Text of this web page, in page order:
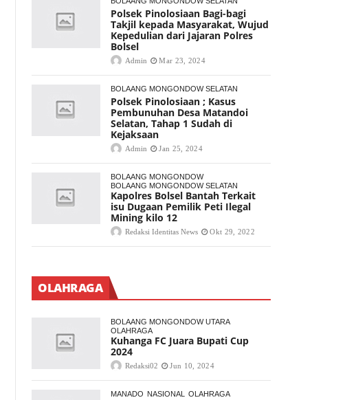
Polsek Pinolosiaan Bagi-bagi
Takjil kepada Masyarakat, Wujud
Kepedulian dari Jajaran Polres
Bolsel
Admin Mar 23, 2024
BOLAANG MONGONDOW SELATAN
Polsek Pinolosiaan ; Kasus
Pembunuhan Desa Matandoi
Selatan, Tahap 1 Sudah di
Kejaksaan
Admin Jan 25, 2024
BOLAANG MONGONDOW
BOLAANG MONGONDOW SELATAN
Kapolres Bolsel Bantah Terkait
isu Dugaan Pemilik Peti Ilegal
Mining kilo 12
Redaksi Identitas News Okt 29, 2022
OLAHRAGA
BOLAANG MONGONDOW UTARA
OLAHRAGA
Kuhanga FC Juara Bupati Cup
2024
Redaksi02 Jun 10, 2024
MANADO NASIONAL OLAHRAGA